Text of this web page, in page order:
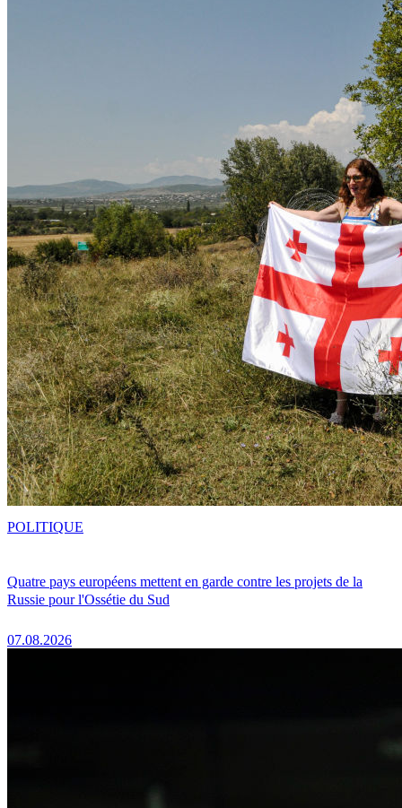
Quatre pays européens mettent en garde contre les projets de la
Russie pour l'Ossétie du Sud
07.08.2026
POLITIQUE